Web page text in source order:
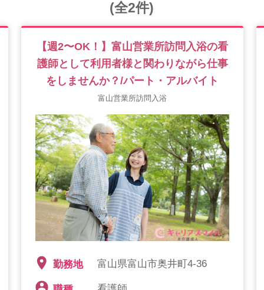
(全2件)
【週2〜OK！】富山営業所訪問入浴の看
護師として利用者様と関わりながら仕事
をしませんか？/パート・アルバイト
富山営業所訪問入浴
勤務地 富山県富山市奥井町4-36